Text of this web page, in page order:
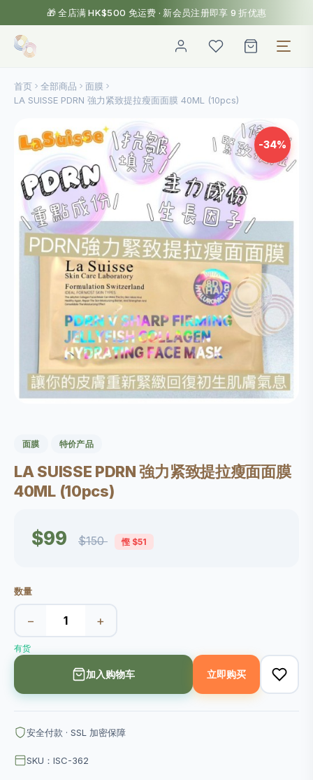
🎁 全店满 HK$500 免运费 · 新会员注册即享 9 折优惠
首页 全部商品
面膜
LA SUISSE PDRN 強力紧致提拉瘦面面膜 40ML (10pcs)
-34%
面膜 特价产品
LA SUISSE PDRN 強力紧致提拉瘦面面膜
40ML (10pcs)
$99 $150 慳 $51
数量
− +
有货
加入购物车 立即购买
安全付款 · SSL 加密保障
SKU：ISC-362